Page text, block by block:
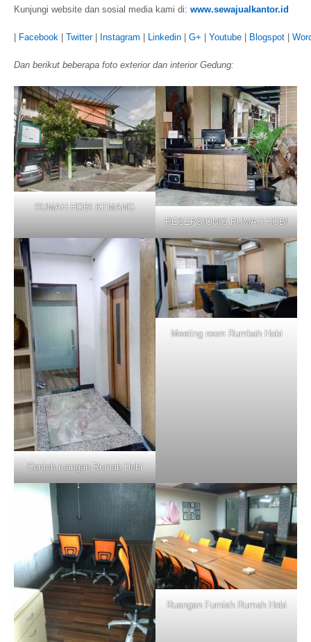
Kunjungi website dan sosial media kami di: www.sewajualkantor.id
| Facebook | Twitter| Instagram | Linkedin | G+ | Youtube | Blogspot |
Dan berikut beberapa foto exterior dan interior Gedung:
RUMAH HOBI KEMANG
RESEPSIONIS RUMAH HOBI
Contoh ruangan Rumah Hobi
Meeting room Rumbah Hobi
Ruangan Furnish Rumah Hobi